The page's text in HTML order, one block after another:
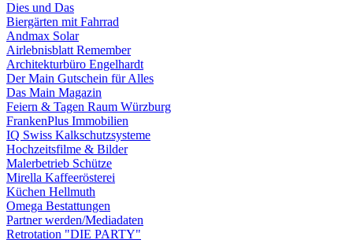
Dies und Das
Biergärten mit Fahrrad
Andmax Solar
Airlebnisblatt Remember
Architekturbüro Engelhardt
Der Main Gutschein für Alles
Das Main Magazin
Feiern & Tagen Raum Würzburg
FrankenPlus Immobilien
IQ Swiss Kalkschutzsysteme
Hochzeitsfilme & Bilder
Malerbetrieb Schütze
Mirella Kaffeerösterei
Küchen Hellmuth
Omega Bestattungen
Partner werden/Mediadaten
Retrotation "DIE PARTY"